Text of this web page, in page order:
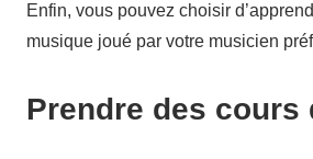
Enfin, vous pouvez choisir
musique joué par votre musicien
Prendre des cours